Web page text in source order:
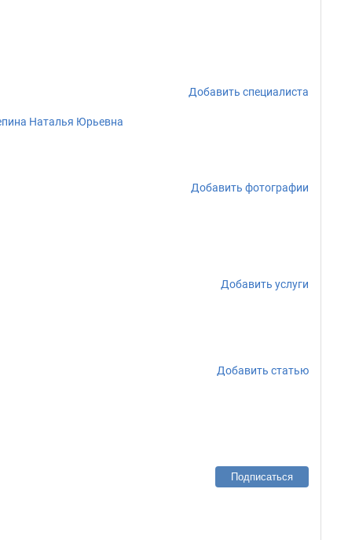
Добавить специалиста
Наталья Юрьевна
Добавить фотографии
Добавить услуги
Добавить статью
Подписаться